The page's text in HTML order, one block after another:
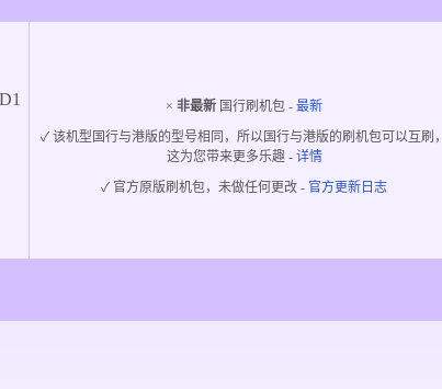
×非最新 国行刷机包 -最新
✓ 该机型国行与港版的型号相同，所以国行与港版的刷机包可以互刷，
这为您带来更多乐趣- 详情
✓ 官方原版刷机包，未做任何更改 - 官方更新日志